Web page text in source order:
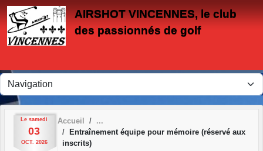
AIRSHOT VINCENNES, le club
des passionnés de golf
Le samedi
03
OCT. 2026
Accueil
Entraînement équipe pour mémoire (réservé aux
inscrits)
Panneau de gestion des cookies